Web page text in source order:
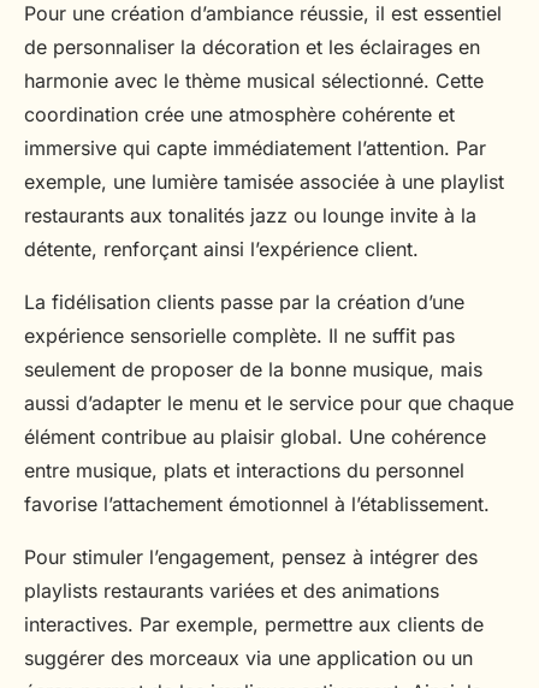
Pour une création d’ambiance réussie, il est essentiel
de personnaliser la décoration et les éclairages en
harmonie avec le thème musical sélectionné. Cette
coordination crée une atmosphère cohérente et
immersive qui capte immédiatement l’attention. Par
exemple, une lumière tamisée associée à une playlist
restaurants aux tonalités jazz ou lounge invite à la
détente, renforçant ainsi l’expérience client.
La fidélisation clients passe par la création d’une
expérience sensorielle complète. Il ne suffit pas
seulement de proposer de la bonne musique, mais
aussi d’adapter le menu et le service pour que chaque
élément contribue au plaisir global. Une cohérence
entre musique, plats et interactions du personnel
favorise l’attachement émotionnel à l’établissement.
Pour stimuler l’engagement, pensez à intégrer des
playlists restaurants variées et des animations
interactives. Par exemple, permettre aux clients de
suggérer des morceaux via une application ou un